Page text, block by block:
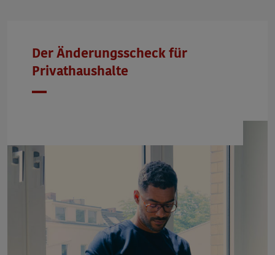
Der Änderungsscheck für
Privathaushalte